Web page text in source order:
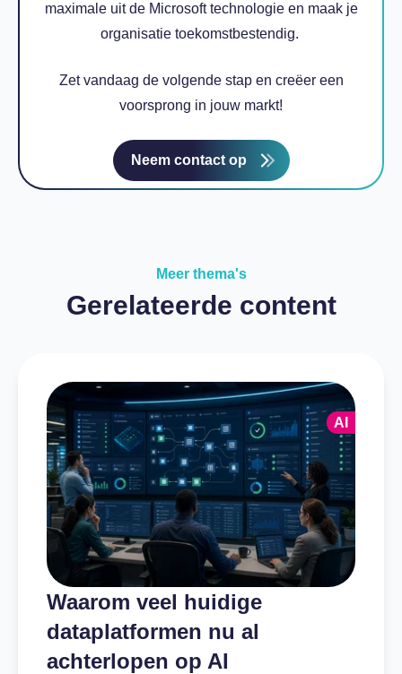
maximale uit de Microsoft technologie en maak je
organisatie toekomstbestendig.
Zet vandaag de volgende stap en creëer een
voorsprong in jouw markt!
Neem contact op
Meer thema's
Gerelateerde content
Waarom veel huidige
dataplatformen nu al
achterlopen op AI
AI